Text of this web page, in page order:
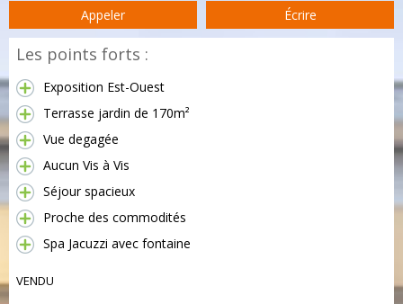
Appeler Écrire
Les points forts :
Exposition Est-Ouest
Terrasse jardin de 170m²
Vue degagée
Aucun Vis à Vis
Séjour spacieux
Proche des commodités
Spa Jacuzzi avec fontaine
VENDU